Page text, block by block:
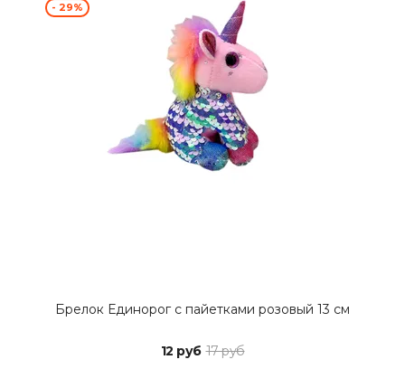
- 29%
Брелок Единорог с пайетками розовый 13 см
12 руб 17 руб